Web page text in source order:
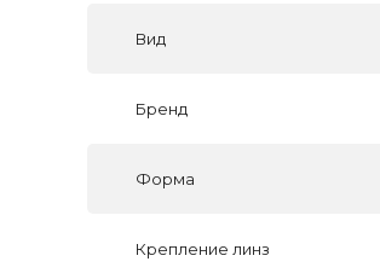
Вид
Бренд
Форма
Крепление линз